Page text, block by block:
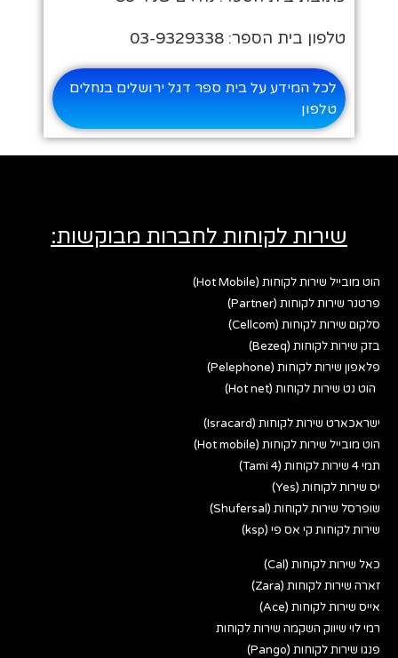
טלפון בית הספר: 03-9329338
לכל המידע על בית ספר דגל ירושלים בנחלים
טלפון
שירות לקוחות לחברות מבוקשות:
הוט מובייל שירות לקוחות (Hot Mobile)
פרטנר שירות לקוחות (Partner)
סלקום שירות לקוחות (Cellcom)
בזק שירות לקוחות (Bezeq)
פלאפון שירות לקוחות (Pelephone)
הוט נט שירות לקוחות (Hot net)
ישראכארט שירות לקוחות (Isracard)
הוט מובייל שירות לקוחות (Hot mobile)
תמי 4 שירות לקוחות (Tami 4)
יס שירות לקוחות (Yes)
שופרסל שירות לקוחות (Shufersal)
שירות לקוחות קי אס פי (ksp)
כאל שירות לקוחות (Cal)
זארה שירות לקוחות (Zara)
אייס שירות לקוחות (Ace)
רמי לוי שיווק השקמה שירות לקוחות
פנגו שירות לקוחות (Pango)